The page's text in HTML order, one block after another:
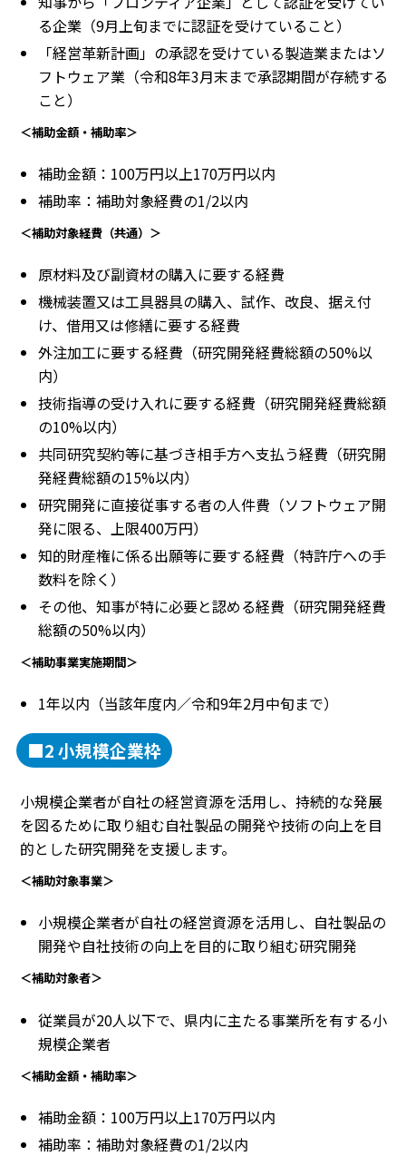
る企業（9月上旬までに認証を受けていること）
「経営革新計画」の承認を受けている製造業またはソ
フトウェア業（令和8年3月末まで承認期間が存続する
こと）
＜補助金額・補助率＞
補助金額：100万円以上170万円以内
補助率：補助対象経費の1/2以内
＜補助対象経費（共通）＞
原材料及び副資材の購入に要する経費
機械装置又は工具器具の購入、試作、改良、据え付
け、借用又は修繕に要する経費
外注加工に要する経費（研究開発経費総額の50%以
内）
技術指導の受け入れに要する経費（研究開発経費総額
の10%以内）
共同研究契約等に基づき相手方へ支払う経費（研究開
発経費総額の15%以内）
研究開発に直接従事する者の人件費（ソフトウェア開
発に限る、上限400万円）
知的財産権に係る出願等に要する経費（特許庁への手
数料を除く）
その他、知事が特に必要と認める経費（研究開発経費
総額の50%以内）
＜補助事業実施期間＞
1年以内（当該年度内／令和9年2月中旬まで）
■2 小規模企業枠
小規模企業者が自社の経営資源を活用し、持続的な発展
を図るために取り組む自社製品の開発や技術の向上を目
的とした研究開発を支援します。
＜補助対象事業＞
小規模企業者が自社の経営資源を活用し、自社製品の
開発や自社技術の向上を目的に取り組む研究開発
＜補助対象者＞
従業員が20人以下で、県内に主たる事業所を有する小
規模企業者
＜補助金額・補助率＞
補助金額：100万円以上170万円以内
補助率：補助対象経費の1/2以内